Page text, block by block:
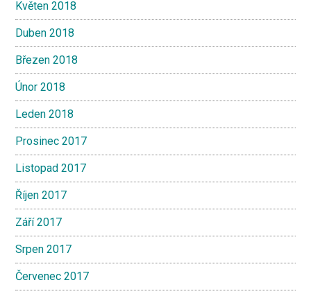
Květen 2018
Duben 2018
Březen 2018
Únor 2018
Leden 2018
Prosinec 2017
Listopad 2017
Říjen 2017
Září 2017
Srpen 2017
Červenec 2017